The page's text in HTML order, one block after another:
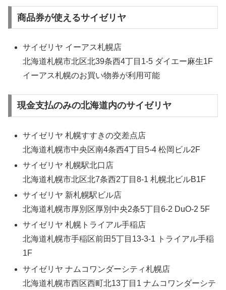
商品券が使えるサイゼリヤ
サイゼリヤ イーアス札幌店
北海道札幌市北区北39条西4丁目1-5 ダイエー麻生1F
イーアス札幌のお買い物券が利用可能
現金支払のみの北海道内のサイゼリヤ
サイゼリヤ 札幌すすきの交差点店
北海道札幌市中央区南4条西4丁目5-4 松岡ビル2F
サイゼリヤ 札幌駅北口店
北海道札幌市北区北7条西2丁目8-1 札幌北ビルB1F
サイゼリヤ 新札幌駅ビル店
北海道札幌市厚別区厚別中央2条5丁目6-2 DuO-2 5F
サイゼリヤ 札幌トライアル手稲店
北海道札幌市手稲区前田5丁目13-3-1 トライアル手稲
1F
サイゼリヤ ナムコワンダーシティ札幌店
北海道札幌市西区西町北13丁目1 ナムコワンダーシテ